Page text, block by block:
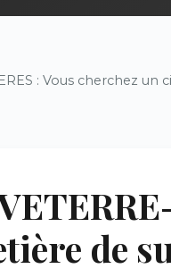
: Vous cherchez un
de